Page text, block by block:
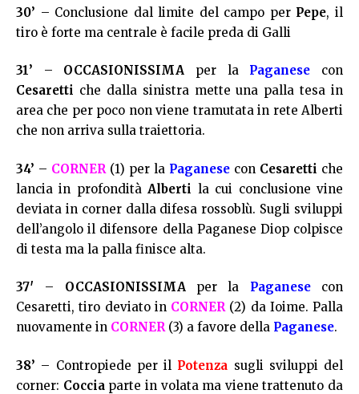
30’ – Conclusione dal limite del campo per Pepe, il
tiro è forte ma centrale è facile preda di Galli
31’ – OCCASIONISSIMA per la Paganese con
Cesaretti che dalla sinistra mette una palla tesa in
area che per poco non viene tramutata in rete Alberti
che non arriva sulla traiettoria.
34’ – CORNER (1) per la Paganese con Cesaretti che
lancia in profondità Alberti la cui conclusione vine
deviata in corner dalla difesa rossoblù. Sugli sviluppi
dell’angolo il difensore della Paganese Diop colpisce
di testa ma la palla finisce alta.
37′ – OCCASIONISSIMAper la Paganesecon
Cesaretti, tiro deviato in CORNER(2) da Ioime. Palla
nuovamente in CORNER(3) a favore della Paganese.
38’ – Contropiede per il Potenza sugli sviluppi del
corner: Cocciaparte in volata ma viene trattenuto da